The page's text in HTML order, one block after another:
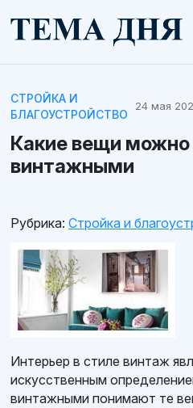
СТРОЙКА И
БЛАГОУСТРОЙСТВО
24 мая
Какие вещи можно
винтажными
Рубрика: Стройка и
Интерьер в стиле винтаж
искусственным
винтажными понимают те